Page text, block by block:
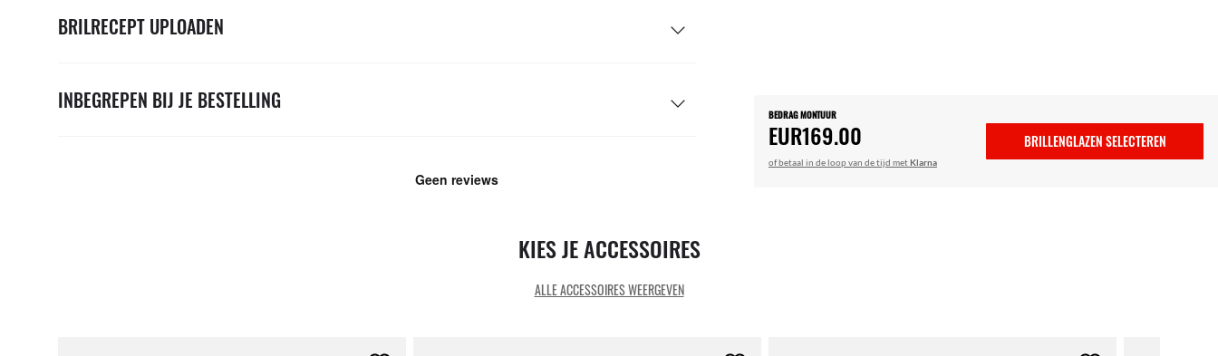
BRILRECEPT UPLOADEN
INBEGREPEN BIJ JE BESTELLING
BEDRAG MONTUUR
EUR169.00
of betaal in de loop van de tijd metKlarna
BRILLENGLAZEN SELECTEREN
KIES JE ACCESSOIRES
ALLE ACCESSOIRES WEERGEVEN